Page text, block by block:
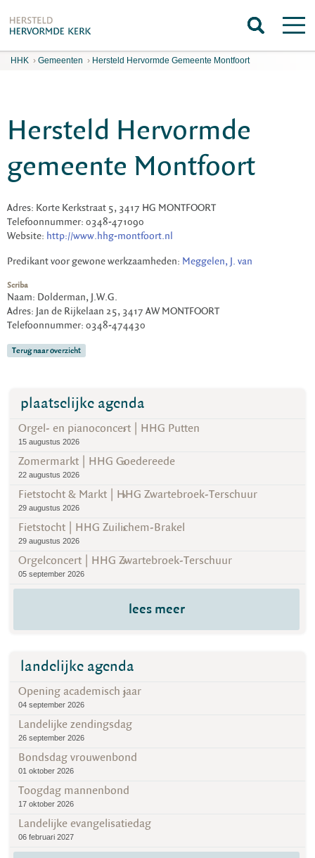
HHK › Gemeenten › Hersteld Hervormde Gemeente Montfoort
Hersteld Hervormde
gemeente Montfoort
Adres: Korte Kerkstraat 5, 3417 HG MONTFOORT
Telefoonnummer: 0348-471090
Website: http://www.hhg-montfoort.nl
Predikant voor gewone werkzaamheden: Meggelen, J. van
Scriba
Naam: Dolderman, J.W.G.
Adres: Jan de Rijkelaan 25, 3417 AW MONTFOORT
Telefoonnummer: 0348-474430
Terug naar overzicht
plaatselijke agenda
Orgel- en pianoconcert | HHG Putten
15 augustus 2026
Zomermarkt | HHG Goedereede
22 augustus 2026
Fietstocht & Markt | HHG Zwartebroek-Terschuur
29 augustus 2026
Fietstocht | HHG Zuilichem-Brakel
29 augustus 2026
Orgelconcert | HHG Zwartebroek-Terschuur
05 september 2026
lees meer
landelijke agenda
Opening academisch jaar
04 september 2026
Landelijke zendingsdag
26 september 2026
Bondsdag vrouwenbond
01 oktober 2026
Toogdag mannenbond
17 oktober 2026
Landelijke evangelisatiedag
06 februari 2027